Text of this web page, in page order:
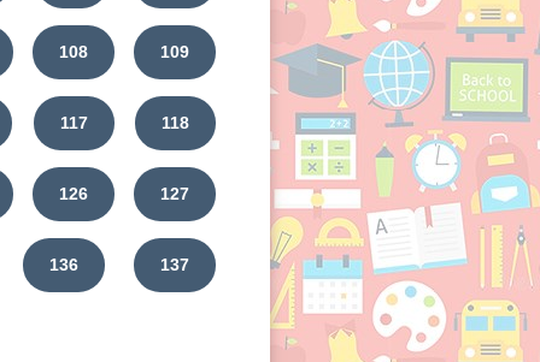
108 109
117 118
126 127
136 137